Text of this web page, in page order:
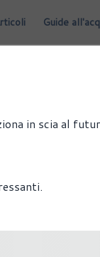
Guide
in scia al